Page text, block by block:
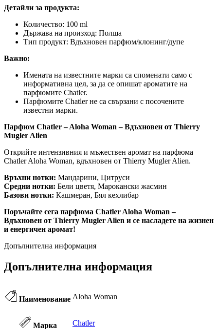
Детайли за продукта:
Количество: 100 ml
Държава на произход: Полша
Тип продукт: Вдъхновен парфюм/клонинг/дупе
Важно:
Имената на известните марки са споменати само с
информативна цел, за да се опишат ароматите на
парфюмите Chatler.
Парфюмите Chatler не са свързани с посочените
известни марки.
Парфюм Chatler – Aloha Woman – Вдъхновен от Thierry
Mugler Alien
Открийте интензивния и мъжествен аромат на парфюма
Chatler Aloha Woman, вдъхновен от Thierry Mugler Alien.
Връхни нотки: Мандарини, Цитруси
Средни нотки: Бели цветя, Марокански жасмин
Базови нотки: Кашмеран, Бял кехлибар
Поръчайте сега парфюма Chatler Aloha Woman –
Вдъхновен от Thierry Mugler Alien и се насладете на жизнен
и енергичен аромат!
Допълнителна информация
Допълнителна информация
Наименование Aloha Woman
Марка Chatler